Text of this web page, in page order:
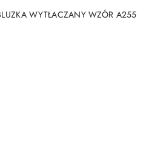
WYTŁACZANY WZÓR A255